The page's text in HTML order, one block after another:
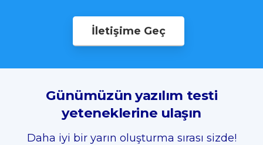
İletişime Geç
Günümüzün yazılım testi
yeteneklerine ulaşın
Daha iyi bir yarın oluşturma sırası sizde!